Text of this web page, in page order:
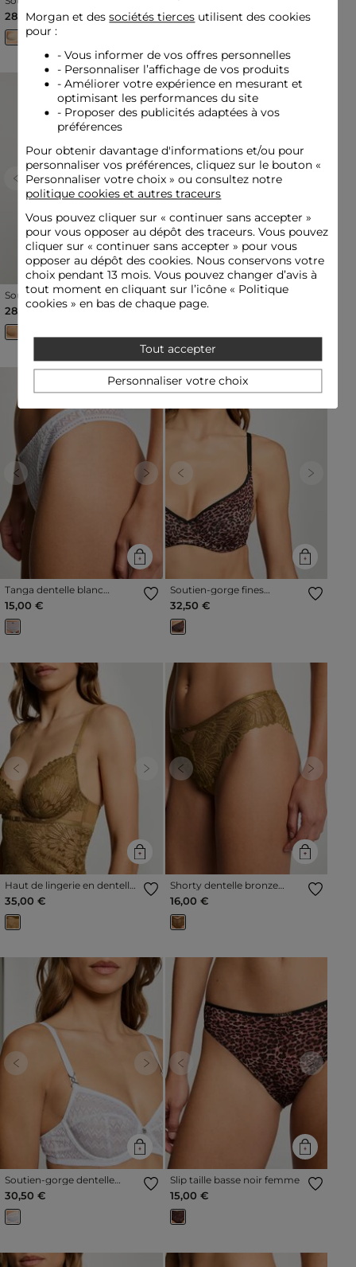
beige femme
28,50 € 15,00 €
Previous Next
Soutien-gorge avec coques
jaune or femme
28,50 €
Previous
Brassière fines bretelles
beige femme
28,50 €
Previous Next
Tanga dentelle blanc
femme
15,00 €
Previous Next
Soutien-gorge fines
bretelles noir femme
32,50 €
Previous Next
Haut de lingerie en dentelle
bronze femme
35,00 €
Previous Next
Shorty dentelle bronze
16,00 €
Previous Next
Soutien-gorge dentelle
blanc femme
30,50 €
Previous Next
Slip taille basse noir femme
15,00 €
Morgan et dessociétés tierces utilisent des cookies
pour :
- Vous informer de vos offres personnelles
- Personnaliser l’affichage de vos produits
- Améliorer votre expérience en mesurant et
optimisant les performances du site
- Proposer des publicités adaptées à vos
préférences
Pour obtenir davantage d'informations et/ou pour
personnaliser vos préférences, cliquez sur le bouton «
Personnaliser votre choix » ou consultez notre
politique cookies et autres traceurs
Vous pouvez cliquer sur « continuer sans accepter»
pour vous opposer au dépôt des traceurs. Vous pouvez
cliquer sur « continuer sans accepter » pour vous
opposer au dépôt des cookies. Nous conservons votre
choix pendant 13 mois. Vous pouvez changer d’avis à
tout moment en cliquant sur l’icône « Politique
cookies » en bas de chaque page.
Tout accepter
Personnaliser votre choix